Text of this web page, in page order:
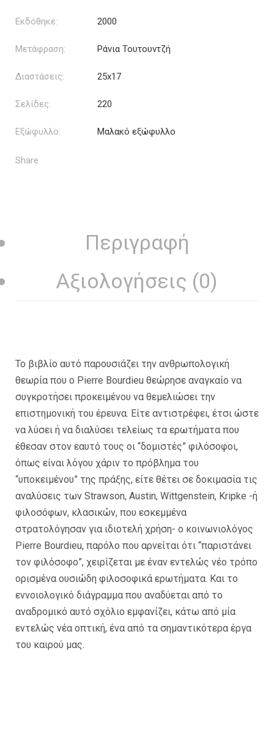
Εκδόθηκε: 2000
Μετάφραση: Ράνια Τουτουντζή
Διαστάσεις: 25x17
Σελίδες: 220
Εξώφυλλο: Μαλακό εξώφυλλο
Share
Περιγραφή
Αξιολογήσεις (0)
Το βιβλίο αυτό παρουσιάζει την ανθρωπολογική
θεωρία που ο Pierre Bourdieu θεώρησε αναγκαίο να
συγκροτήσει προκειμένου να θεμελιώσει την
επιστημονική του έρευνα. Είτε αντιστρέφει, έτσι ώστε
να λύσει ή να διαλύσει τελείως τα ερωτήματα που
έθεσαν στον εαυτό τους οι “δομιστές” φιλόσοφοι,
όπως είναι λόγου χάριν το πρόβλημα του
“υποκειμένου” της πράξης, είτε θέτει σε δοκιμασία τις
αναλύσεις των Strawson, Austin, Wittgenstein, Kripke -ή
φιλοσόφων, κλασικών, που εσκεμμένα
στρατολόγησαν για ιδιοτελή χρήση- ο κοινωνιολόγος
Pierre Bourdieu, παρόλο που αρνείται ότι “παριστάνει
τον φιλόσοφο”, χειρίζεται με έναν εντελώς νέο τρόπο
ορισμένα ουσιώδη φιλοσοφικά ερωτήματα. Και το
εννοιολογικό διάγραμμα που αναδύεται από το
αναδρομικό αυτό σχόλιο εμφανίζει, κάτω από μία
εντελώς νέα οπτική, ένα από τα σημαντικότερα έργα
του καιρού μας.